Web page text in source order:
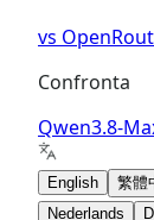
vs
Confronta
Qwen3.8-
English 繁體
Nederlands